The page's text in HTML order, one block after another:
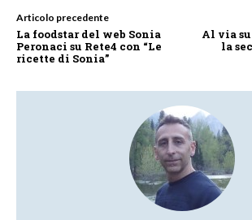
Articolo precedente
La foodstar del web Sonia
Peronaci su Rete4 con “Le
ricette di Sonia”
Al via
la